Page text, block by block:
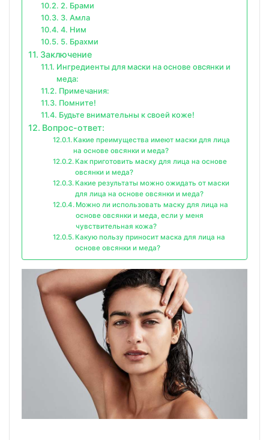
2. Брами
3. Амла
4. Ним
5. Брахми
Заключение
Ингредиенты для маски на основе овсянки и
меда:
Примечания:
Помните!
Будьте внимательны к своей коже!
Вопрос-ответ:
Какие преимущества имеют маски для лица
на основе овсянки и меда?
Как приготовить маску для лица на основе
овсянки и меда?
Какие результаты можно ожидать от маски
для лица на основе овсянки и меда?
Можно ли использовать маску для лица на
основе овсянки и меда, если у меня
чувствительная кожа?
Какую пользу приносит маска для лица на
основе овсянки и меда?